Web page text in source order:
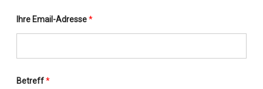
Ihre Email-Adresse*
Betreff*